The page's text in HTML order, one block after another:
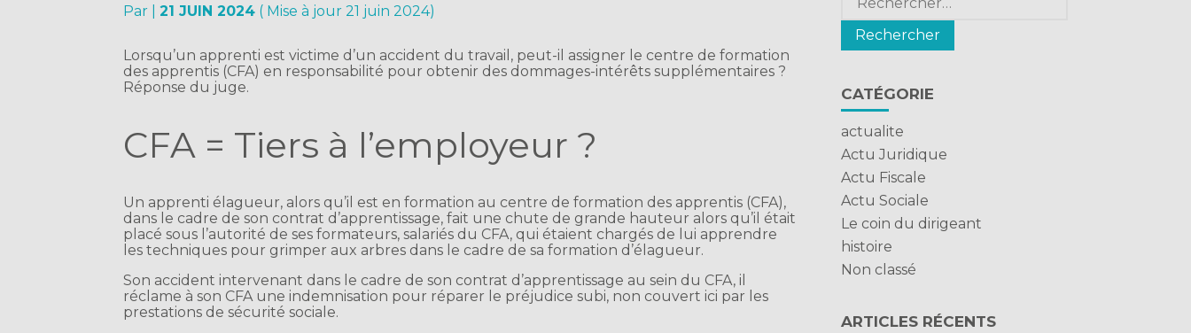
Par |21 JUIN 2024 ( Mise à jour 21 juin 2024)
Lorsqu’un apprenti est victime d’un accident du travail, peut-il assigner le centre de formation
des apprentis (CFA) en responsabilité pour obtenir des dommages-intérêts supplémentaires ?
Réponse du juge.
CFA = Tiers à l’employeur ?
Un apprenti élagueur, alors qu’il est en formation au centre de formation des apprentis (CFA),
dans le cadre de son contrat d’apprentissage, fait une chute de grande hauteur alors qu’il était
placé sous l’autorité de ses formateurs, salariés du CFA, qui étaient chargés de lui apprendre
les techniques pour grimper aux arbres dans le cadre de sa formation d’élagueur.
Son accident intervenant dans le cadre de son contrat d’apprentissage au sein du CFA, il
réclame à son CFA une indemnisation pour réparer le préjudice subi, non couvert ici par les
prestations de sécurité sociale.
CATÉGORIE
actualite
Actu Juridique
Actu Fiscale
Actu Sociale
Le coin du dirigeant
histoire
Non classé
ARTICLES RÉCENTS